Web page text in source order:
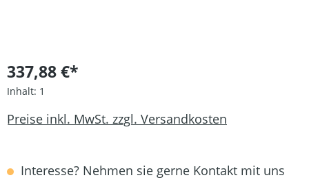
337,88 €*
Inhalt: 1
Preise inkl. MwSt. zzgl. Versandkosten
Interesse? Nehmen sie gerne Kontakt mit uns